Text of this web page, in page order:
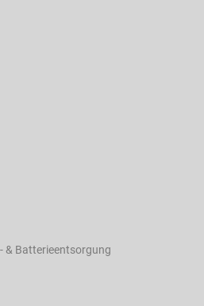
& Batterieentsorgung